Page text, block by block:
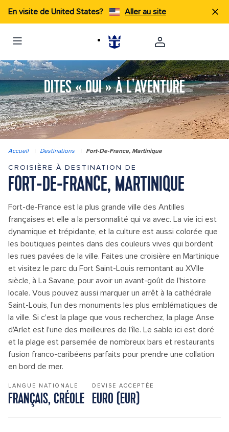
En visite de United States? Aller au site
DITES « OUI » À L'AVENTURE
Accueil | Destinations | Fort-De-France, Martinique
CROISIÈRE À DESTINATION DE
FORT-DE-FRANCE, MARTINIQUE
Fort-de-France est la plus grande ville des Antilles
françaises et elle a la personnalité qui va avec. La vie ici est
dynamique et trépidante, et la culture est aussi colorée que
les boutiques peintes dans des couleurs vives qui bordent
les rues pavées de la ville. Faites une croisière en Martinique
et visitez le parc du Fort Saint-Louis remontant au XVIIe
siècle, à La Savane, pour avoir un avant-goût de l'histoire
locale. Vous pouvez aussi marquer un arrêt à la cathédrale
Saint-Louis, l'un des monuments les plus emblématiques de
la ville. Si c'est la plage que vous recherchez, la plage Anse
d'Arlet est l'une des meilleures de l'île. Le sable ici est doré
et la plage est parsemée de nombreux bars et restaurants
fusion franco-caribéens parfaits pour prendre une collation
en bord de mer.
LANGUE NATIONALE
FRANÇAIS, CRÉOLE
DEVISE ACCEPTÉE
EURO (EUR)